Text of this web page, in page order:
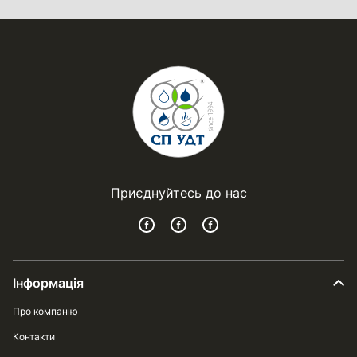
Приєднуйтесь до нас
Інформація
Про компанію
Контакти